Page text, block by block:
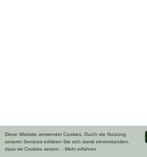
Diese Website verwendet Cookies. Durch die Nutzung
unserer Services erklären Sie sich damit einverstanden,
dass wir Cookies setzen. - Mehr erfahren